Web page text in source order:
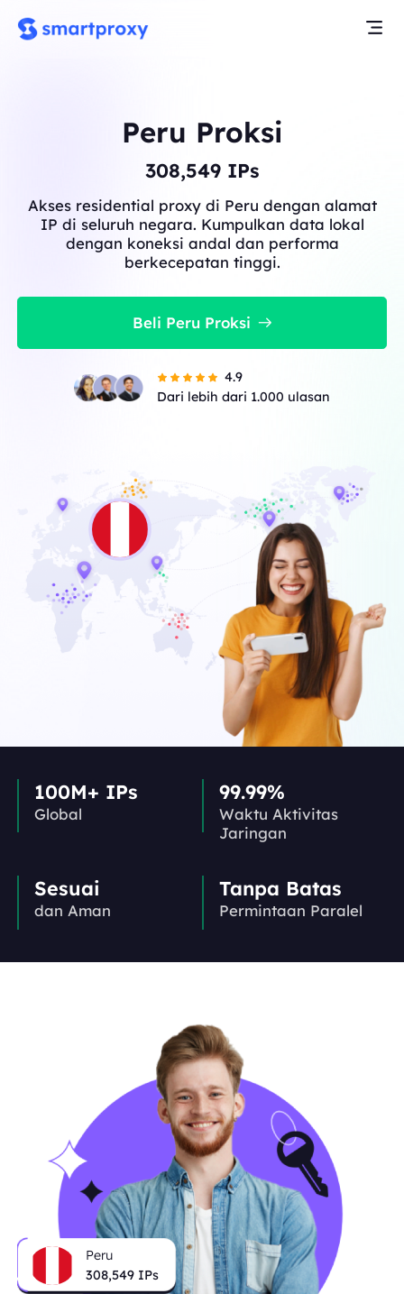
Peru Proksi
308,549IPs
Akses residential proxy di Peru dengan alamat
IP di seluruh negara. Kumpulkan data lokal
dengan koneksi andal dan performa
berkecepatan tinggi.
Beli Peru Proksi
4.9
Dari lebih dari 1.000 ulasan
100M+ IPs
Global
99.99%
Waktu Aktivitas
Jaringan
Sesuai
dan Aman
Tanpa Batas
Permintaan Paralel
Peru
308,549 IPs